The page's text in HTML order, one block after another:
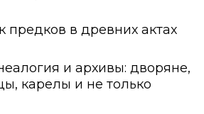
предков в древних актах
и архивы: дворяне,
карелы и не только